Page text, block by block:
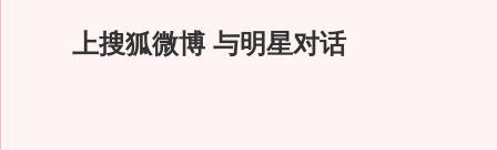
上搜狐微博 与明星对话